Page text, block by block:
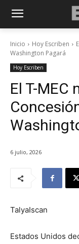
Inicio Hoy Escriben
Washington Pagará
Hoy Escriben
El T-MEC
6 julio, 2026
TalyaIscan
Estados Unidos